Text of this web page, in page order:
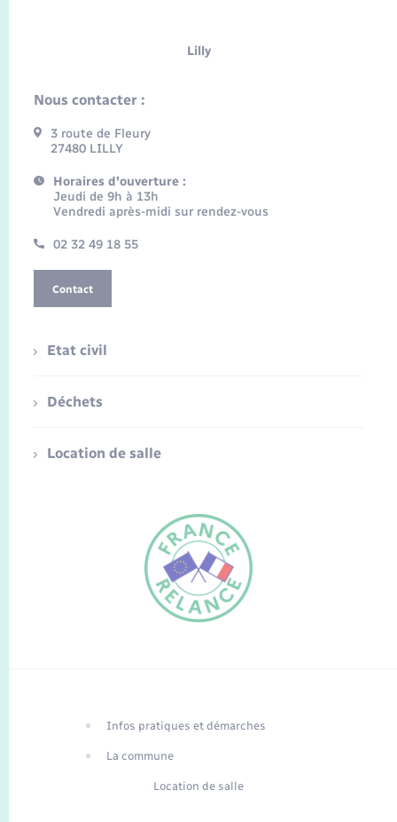
Traduction du
Lilly
Nous contacter :
3 route de Fleury
27480 LILLY
Horaires d'ouverture :
Jeudi de 9h à 13h
Vendredi après-midi sur rendez-vous
02 32 49 18 55
Contact
Etat civil
Déchets
Location de salle
Infos pratiques et démarches
La commune
Location de salle